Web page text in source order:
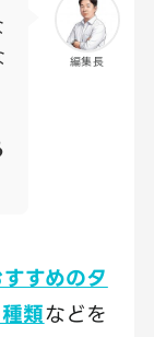
編集長
すめのタ
類などを